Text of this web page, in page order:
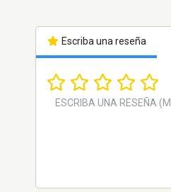
Escriba una reseña